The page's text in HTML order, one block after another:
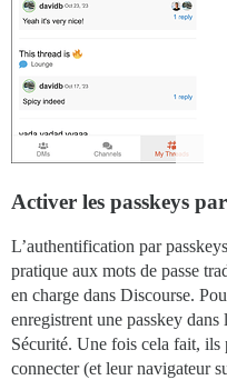
Activer les passkeys
L’authentification par
pratique aux mots de passe
en charge dans Discourse.
enregistrent une passkey
Sécurité. Une fois cela fait, ils
connecter (et leur navigateur